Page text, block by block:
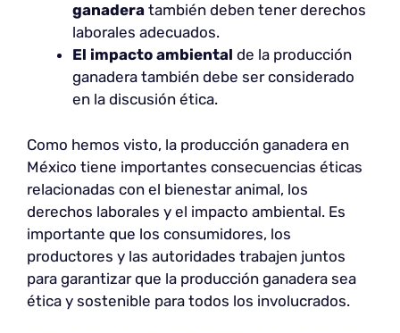
ganadera también deben tener derechos
laborales adecuados.
El impacto ambiental de la producción
ganadera también debe ser considerado
en la discusión ética.
Como hemos visto, la producción ganadera en
México tiene importantes consecuencias éticas
relacionadas con el bienestar animal, los
derechos laborales y el impacto ambiental. Es
importante que los consumidores, los
productores y las autoridades trabajen juntos
para garantizar que la producción ganadera sea
ética y sostenible para todos los involucrados.